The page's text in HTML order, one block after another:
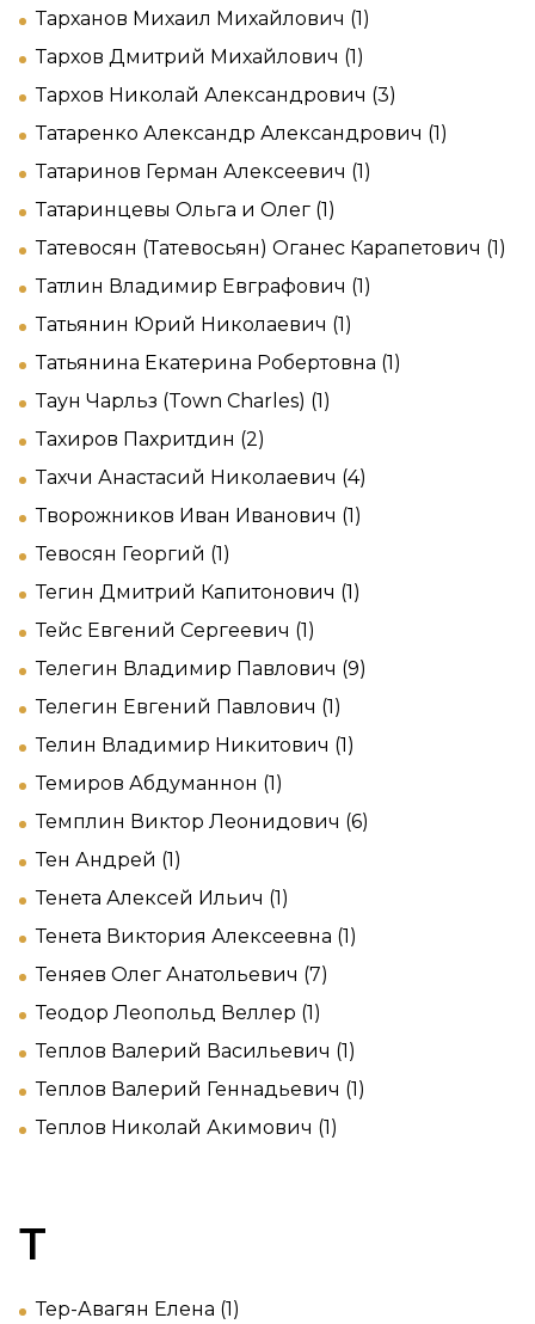
Тарханов Михаил Михайлович (1)
Тархов Дмитрий Михайлович (1)
Тархов Николай Александрович (3)
Татаренко Александр Александрович (1)
Татаринов Герман Алексеевич (1)
Татаринцевы Ольга и Олег (1)
Татевосян (Татевосьян) Оганес Карапетович (1)
Татлин Владимир Евграфович (1)
Татьянин Юрий Николаевич (1)
Татьянина Екатерина Робертовна (1)
Таун Чарльз (Town Charles) (1)
Тахиров Пахритдин (2)
Тахчи Анастасий Николаевич (4)
Творожников Иван Иванович (1)
Тевосян Георгий (1)
Тегин Дмитрий Капитонович (1)
Тейс Евгений Сергеевич (1)
Телегин Владимир Павлович (9)
Телегин Евгений Павлович (1)
Телин Владимир Никитович (1)
Темиров Абдуманнон (1)
Темплин Виктор Леонидович (6)
Тен Андрей (1)
Тенета Алексей Ильич (1)
Тенета Виктория Алексеевна (1)
Теняев Олег Анатольевич (7)
Теодор Леопольд Веллер (1)
Теплов Валерий Васильевич (1)
Теплов Валерий Геннадьевич (1)
Теплов Николай Акимович (1)
Т
Тер-Авагян Елена (1)